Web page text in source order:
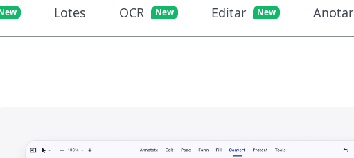
Lotes OCR New Editar New Anotar